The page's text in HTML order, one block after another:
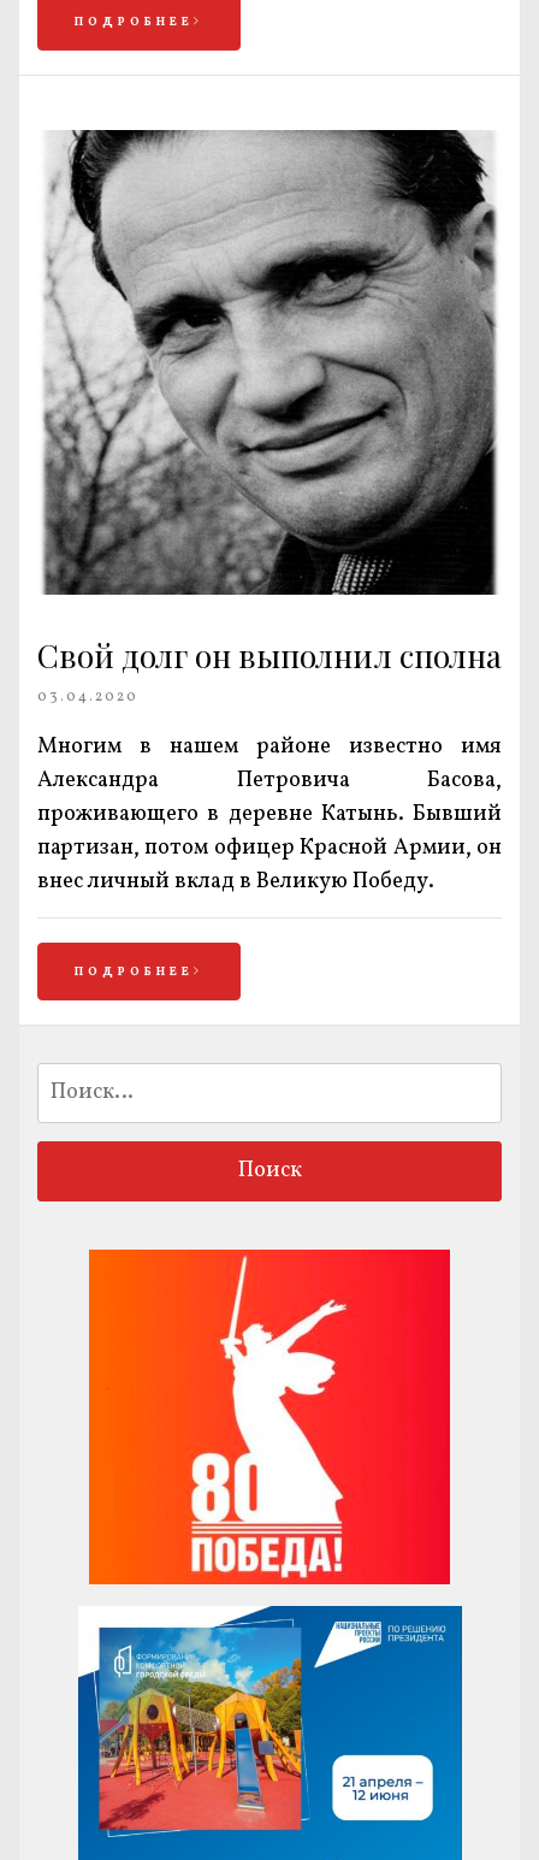
ПОДРОБНЕЕ
Свой долг он выполнил сполна
03.04.2020
Многим в нашем районе известно имя
Александра Петровича Басова,
проживающего в деревне Катынь. Бывший
партизан, потом офицер Красной Армии, он
внес личный вклад в Великую Победу.
ПОДРОБНЕЕ
Найти: